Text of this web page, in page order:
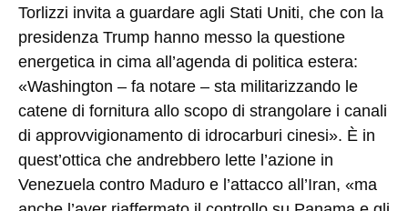
Torlizzi invita a guardare agli Stati Uniti, che con la
presidenza Trump hanno messo la questione
energetica in cima all’agenda di politica estera:
«Washington – fa notare – sta militarizzando le
catene di fornitura allo scopo di strangolare i canali
di approvvigionamento di idrocarburi cinesi». È in
quest’ottica che andrebbero lette l’azione in
Venezuela contro Maduro e l’attacco all’Iran, «ma